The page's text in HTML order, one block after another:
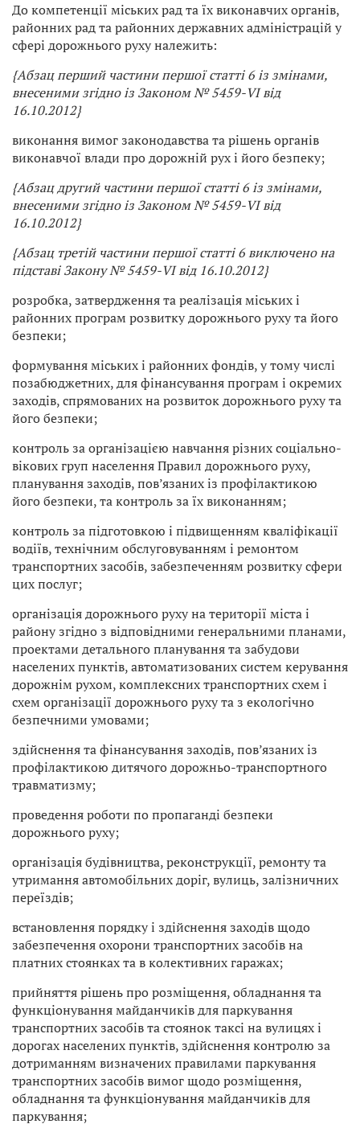
До компетенції міських рад та їх виконавчих органів,
районних рад та районних державних адміністрацій у
сфері дорожнього руху належить:
{Абзац перший частини першої статті 6 із змінами,
внесеними згідно із Законом № 5459-VI від
16.10.2012}
виконання вимог законодавства та рішень органів
виконавчої влади про дорожній рух і його безпеку;
{Абзац другий частини першої статті 6 із змінами,
внесеними згідно із Законом № 5459-VI від
16.10.2012}
{Абзац третій частини першої статті 6 виключено на
підставі Закону № 5459-VI від 16.10.2012}
розробка, затвердження та реалізація міських і
районних програм розвитку дорожнього руху та його
безпеки;
формування міських і районних фондів, у тому числі
позабюджетних, для фінансування програм і окремих
заходів, спрямованих на розвиток дорожнього руху та
його безпеки;
контроль за організацією навчання різних соціально-
вікових груп населення Правил дорожнього руху,
планування заходів, пов’язаних із профілактикою
його безпеки, та контроль за їх виконанням;
контроль за підготовкою і підвищенням кваліфікації
водіїв, технічним обслуговуванням і ремонтом
транспортних засобів, забезпеченням розвитку сфери
цих послуг;
організація дорожнього руху на території міста і
району згідно з відповідними генеральними планами,
проектами детального планування та забудови
населених пунктів, автоматизованих систем керування
дорожнім рухом, комплексних транспортних схем і
схем організації дорожнього руху та з екологічно
безпечними умовами;
здійснення та фінансування заходів, пов’язаних із
профілактикою дитячого дорожньо-транспортного
травматизму;
проведення роботи по пропаганді безпеки
дорожнього руху;
організація будівництва, реконструкції, ремонту та
утримання автомобільних доріг, вулиць, залізничних
переїздів;
встановлення порядку і здійснення заходів щодо
забезпечення охорони транспортних засобів на
платних стоянках та в колективних гаражах;
прийняття рішень про розміщення, обладнання та
функціонування майданчиків для паркування
транспортних засобів та стоянок таксі на вулицях і
дорогах населених пунктів, здійснення контролю за
дотриманням визначених правилами паркування
транспортних засобів вимог щодо розміщення,
обладнання та функціонування майданчиків для
паркування;